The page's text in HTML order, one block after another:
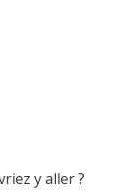
y aller ?